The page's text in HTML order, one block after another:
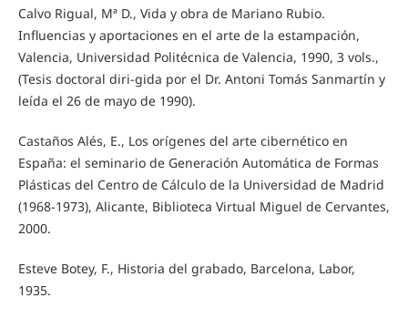
Calvo Rigual, Mª D., Vida y obra de Mariano Rubio.
Influencias y aportaciones en el arte de la estampación,
Valencia, Universidad Politécnica de Valencia, 1990, 3 vols.,
(Tesis doctoral diri-gida por el Dr. Antoni Tomás Sanmartín y
leída el 26 de mayo de 1990).
Castaños Alés, E., Los orígenes del arte cibernético en
España: el seminario de Generación Automática de Formas
Plásticas del Centro de Cálculo de la Universidad de Madrid
(1968-1973), Alicante, Biblioteca Virtual Miguel de Cervantes,
2000.
Esteve Botey, F., Historia del grabado, Barcelona, Labor,
1935.